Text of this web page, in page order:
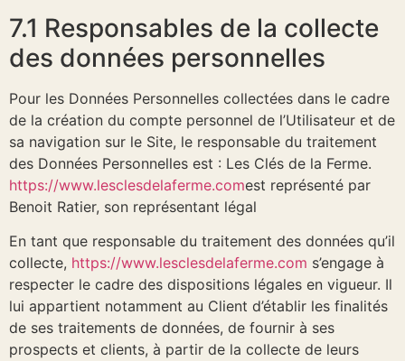
7.1 Responsables de la collecte
des données personnelles
Pour les Données Personnelles collectées dans le cadre
de la création du compte personnel de l’Utilisateur et de
sa navigation sur le Site, le responsable du traitement
des Données Personnelles est : Les Clés de la Ferme.
https://www.lesclesdelaferme.comest représenté par
Benoit Ratier, son représentant légal
En tant que responsable du traitement des données qu’il
collecte, https://www.lesclesdelaferme.com s’engage à
respecter le cadre des dispositions légales en vigueur. Il
lui appartient notamment au Client d’établir les finalités
de ses traitements de données, de fournir à ses
prospects et clients, à partir de la collecte de leurs